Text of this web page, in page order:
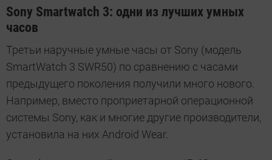
Sony Smartwatch 3: одни из лучших умных
часов
Третьи наручные умные часы от Sony (модель
SmartWatch 3 SWR50) по сравнению с часами
предыдущего поколения получили много нового.
Например, вместо проприетарной операционной
системы Sony, как и многие другие производители,
установила на них Android Wear.